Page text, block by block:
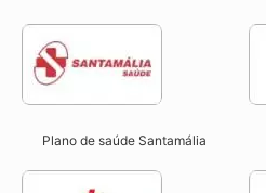
Plano de saúde Santamália